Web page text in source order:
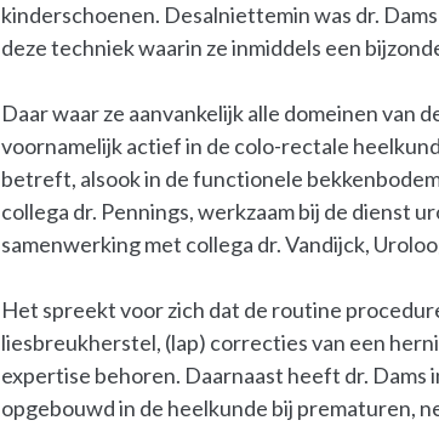
kinderschoenen. Desalniettemin was dr.
deze techniek waarin ze inmiddels een
Daar waar ze aanvankelijk alle domeinen van
voornamelijk actief in de colo-rectale
betreft, alsook in de functionele
collega dr. Pennings, werkzaam bij de dienst
samenwerking met collega dr. Vandijck,
Het spreekt voor zich dat de routine
liesbreukherstel, (lap) correcties van een
expertise behoren. Daarnaast heeft dr. Dams
opgebouwd in de heelkunde bij prematuren,